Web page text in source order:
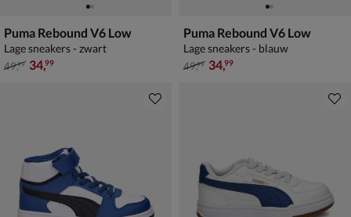
Puma Rebound V6 Low
Lage sneakers - zwart
van € 49,99 voor € 34,99
49,99 34,99
Puma Rebound V6 Low
Lage sneakers - blauw
van € 49,99 voor € 34,99
49,99 34,99